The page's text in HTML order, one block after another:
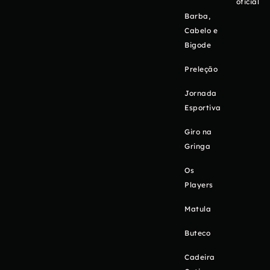
Barba,
Cabelo e
Bigode
Preleção
Jornada
Esportiva
Giro na
Gringa
Os
Players
Matula
Buteco
Cadeira